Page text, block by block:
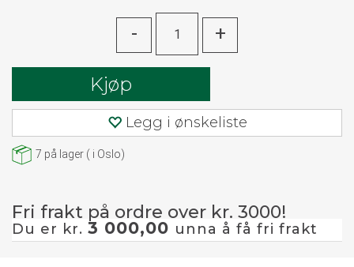
- +
Kjøp
Legg i ønskeliste
7 på lager ( i Oslo)
Fri frakt på ordre over kr. 3000!
Du er kr. 3 000,00 unna å få fri frakt